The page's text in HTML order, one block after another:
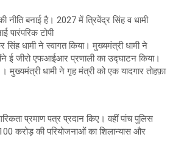
बनाई है। 2027 में त्रिवेंद्र सिंह व धामी
पारंपरिक टोपी
धामी ने स्वागत किया। मुख्यमंत्री धामी ने
ई जीरो एफआईआर प्रणाली का उद्घाटन किया।
धामी ने गृह मंत्री को एक यादगार तोहफ़ा
प्रमाण पत्र प्रदान किए। वहीं पांच पुलिस
करोड़ की परियोजनाओं का शिलान्यास और